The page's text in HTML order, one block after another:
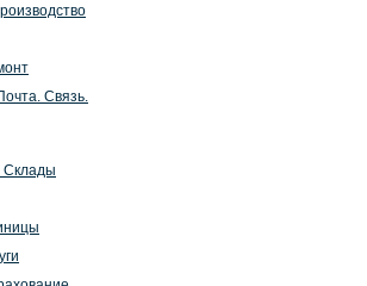
Связь.
Склады